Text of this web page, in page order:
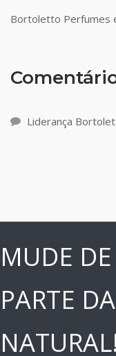
Bortoletto Perfumes
Liderança
MUDE
PARTE
NATURAL!